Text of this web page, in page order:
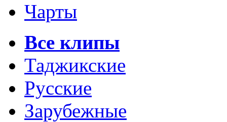
Чарты
Все клипы
Таджикские
Русские
Зарубежные